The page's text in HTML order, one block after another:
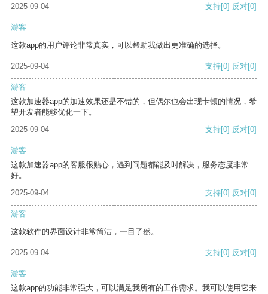
2025-09-04 支持[0] 反对[0]
游客
这款app的用户评论非常真实，可以帮助我做出更准确的选择。
2025-09-04 支持[0] 反对[0]
游客
这款加速器app的加速效果还是不错的，但偶尔也会出现卡顿的情况，希
望开发者能够优化一下。
2025-09-04
支持[0] 反对[0]
游客
这款加速器app的客服很贴心，遇到问题都能及时解决，服务态度非常
好。
2025-09-04
支持[0] 反对[0]
游客
这款软件的界面设计非常简洁，一目了然。
2025-09-04 支持[0] 反对[0]
游客
这款app的功能非常强大，可以满足我所有的工作需求。我可以使用它来